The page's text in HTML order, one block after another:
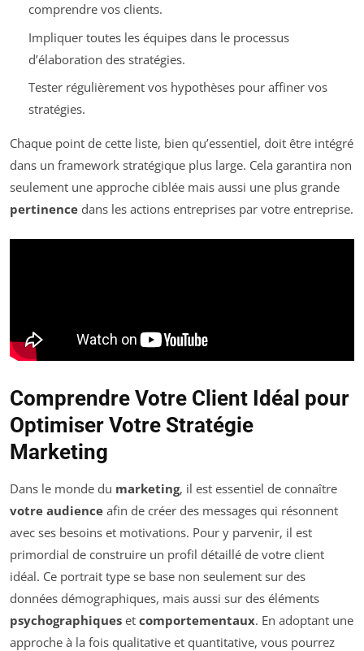
comprendre vos clients.
Impliquer toutes les équipes dans le processus
d’élaboration des stratégies.
Tester régulièrement vos hypothèses pour affiner vos
stratégies.
Chaque point de cette liste, bien qu’essentiel, doit être intégré
dans un framework stratégique plus large. Cela garantira non
seulement une approche ciblée mais aussi une plus grande
pertinence dans les actions entreprises par votre entreprise.
Comprendre Votre Client Idéal pour
Optimiser Votre Stratégie
Marketing
Dans le monde du marketing, il est essentiel de connaître
votre audience afin de créer des messages qui résonnent
avec ses besoins et motivations. Pour y parvenir, il est
primordial de construire un profil détaillé de votre client
idéal. Ce portrait type se base non seulement sur des
données démographiques, mais aussi sur des éléments
psychographiques et comportementaux. En adoptant une
approche à la fois qualitative et quantitative, vous pourrez